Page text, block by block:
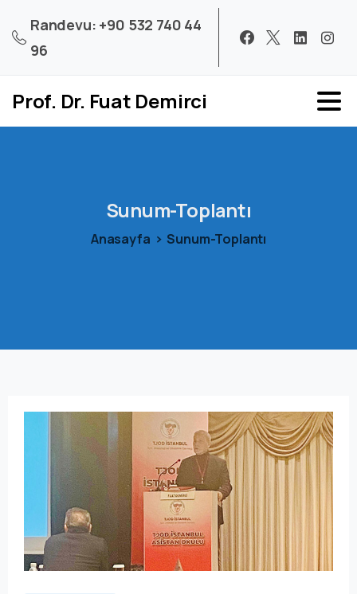
Randevu: +90 532 740 44
96
Prof. Dr. Fuat Demirci
Sunum-Toplantı
Anasayfa Sunum-Toplantı